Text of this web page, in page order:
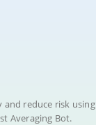
and reduce risk using
Averaging Bot.